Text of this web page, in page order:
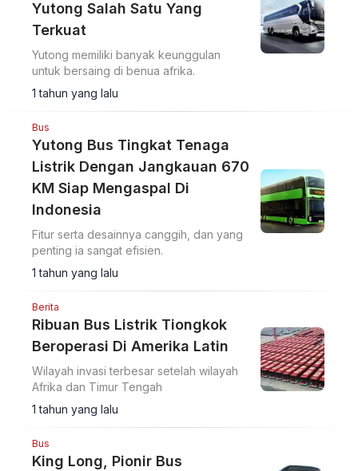
Yutong Salah Satu Yang
Terkuat
Yutong memiliki banyak keunggulan
untuk bersaing di benua afrika.
1 tahun yang lalu
Bus
Yutong Bus Tingkat Tenaga
Listrik Dengan Jangkauan 670
KM Siap Mengaspal Di
Indonesia
Fitur serta desainnya canggih, dan yang
penting ia sangat efisien.
1 tahun yang lalu
Berita
Ribuan Bus Listrik Tiongkok
Beroperasi Di Amerika Latin
Wilayah invasi terbesar setelah wilayah
Afrika dan Timur Tengah
1 tahun yang lalu
Bus
King Long, Pionir Bus